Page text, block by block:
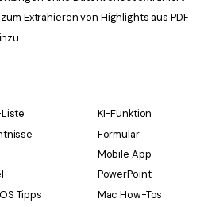
Extrahieren von Highlights aus PDF
KI-Funktion
Formular
Mobile App
PowerPoint
Tipps
Mac How-Tos